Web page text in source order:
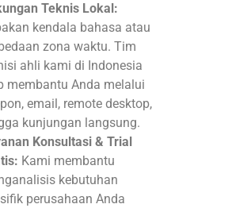
Teknis Lokal:
kendala bahasa atau
zona waktu. Tim
ahli kami di Indonesia
membantu Anda melalui
email, remote desktop,
kunjungan langsung.
Konsultasi & Trial
Kami membantu
kebutuhan
perusahaan Anda